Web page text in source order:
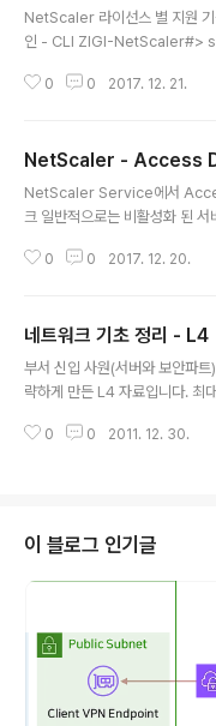
청(HTTP 요청을 수신하고 일
NetScaler 라이선스 별 지원 기
인 - CLI ZIGI-NetScaler#>
YES Load Balancing: YES
riority Queuing: YES SSL
Server Load Balancing:
S Http DoS Protection:
0 0 2017. 12. 21.
NetScaler - Access
NetScaler Service에서
크 일반적으로는 비활성화 된 서
n 옵션을 사용하면 됩니다. 이를
택할 수 있는 것이 아니라, 개별
은 비활성화 해서 사용할 수 있음.
0 0 2017. 12. 20.
네트워크 기초 정리 - L4
부서 신입 사원(서버와 보안파
략하게 만든 L4 자료입니다. 최
니다.
0 0 2011. 12. 30.
이 블로그 인기글